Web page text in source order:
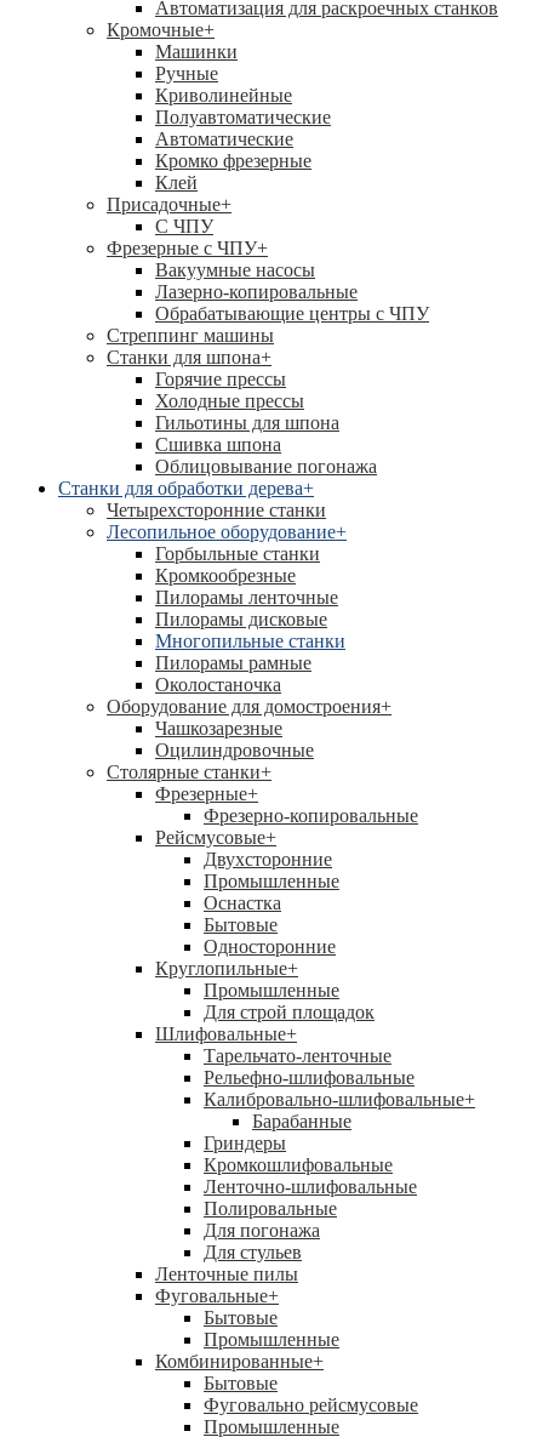
Автоматизация для раскроечных станков
Кромочные+
Машинки
Ручные
Криволинейные
Полуавтоматические
Автоматические
Кромко фрезерные
Клей
Присадочные+
С ЧПУ
Фрезерные с ЧПУ+
Вакуумные насосы
Лазерно-копировальные
Обрабатывающие центры с ЧПУ
Стреппинг машины
Станки для шпона+
Горячие прессы
Холодные прессы
Гильотины для шпона
Сшивка шпона
Облицовывание погонажа
Станки для обработки дерева+
Четырехсторонние станки
Лесопильное оборудование+
Горбыльные станки
Кромкообрезные
Пилорамы ленточные
Пилорамы дисковые
Многопильные станки
Пилорамы рамные
Околостаночка
Оборудование для домостроения+
Чашкозарезные
Оцилиндровочные
Столярные станки+
Фрезерные+
Фрезерно-копировальные
Рейсмусовые+
Двухсторонние
Промышленные
Оснастка
Бытовые
Односторонние
Круглопильные+
Промышленные
Для строй площадок
Шлифовальные+
Тарельчато-ленточные
Рельефно-шлифовальные
Калибровально-шлифовальные+
Барабанные
Гриндеры
Кромкошлифовальные
Ленточно-шлифовальные
Полировальные
Для погонажа
Для стульев
Ленточные пилы
Фуговальные+
Бытовые
Промышленные
Комбинированные+
Бытовые
Фуговально рейсмусовые
Промышленные